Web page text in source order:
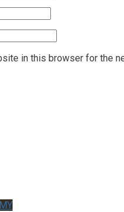
in this browser for the